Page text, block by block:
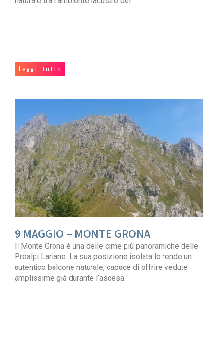
Leggi tutto
9 MAGGIO – MONTE GRONA
Il Monte Grona è una delle cime più panoramiche delle
Prealpi Lariane. La sua posizione isolata lo rende un
autentico balcone naturale, capace di offrire vedute
amplissime già durante l’ascesa.